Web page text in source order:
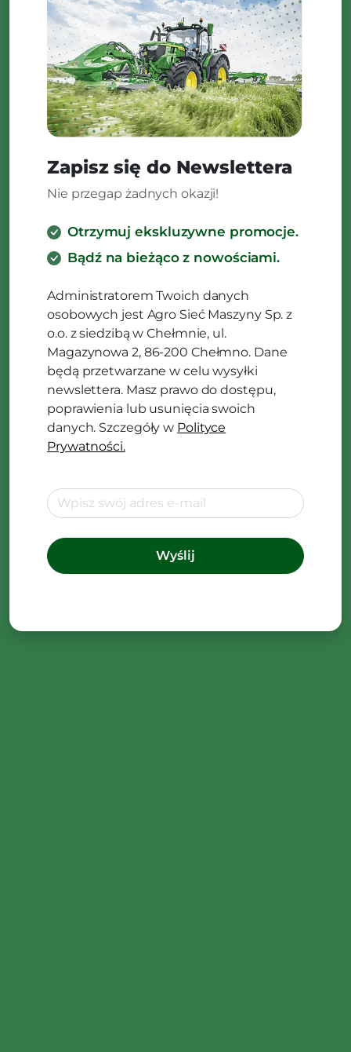
Zapisz się do Newslettera
Nie przegap żadnych okazji!
Otrzymuj ekskluzywne promocje.
Bądź na bieżąco z nowościami.
Administratorem Twoich danych
osobowych jest Agro Sieć Maszyny Sp. z
o.o. z siedzibą w Chełmnie, ul.
Magazynowa 2, 86-200 Chełmno. Dane
będą przetwarzane w celu wysyłki
newslettera. Masz prawo do dostępu,
poprawienia lub usunięcia swoich
danych. Szczegóły w Polityce
Prywatności.